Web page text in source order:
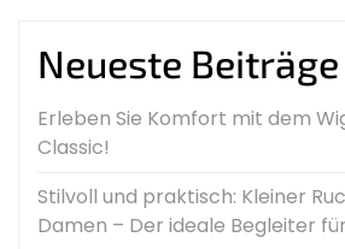
Neueste Beiträge
Erleben Sie Komfort mit dem
Classic!
Stilvoll und praktisch: Kleiner
Damen – Der ideale Begleiter